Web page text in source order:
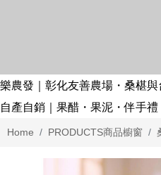
樂農發｜彰化友善農場・桑椹
自產自銷｜果醋・果泥・伴手
Home PRODUCTS商品櫥窗